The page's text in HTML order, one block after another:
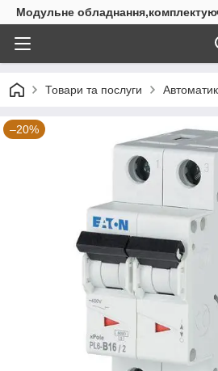
Модульне
Товари та послуги
–20%